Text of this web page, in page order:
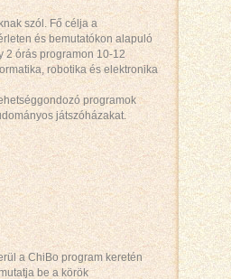
szól. Fő célja a
és bemutatókon alapuló
2 órás programon 10-12
robotika és elektronika
programok
játszóházakat.
a ChiBo program keretén
be a körök